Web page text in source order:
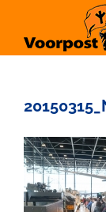
inhoud